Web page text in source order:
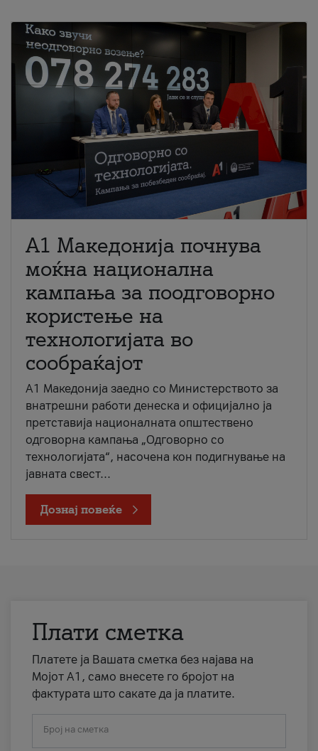
A1 Македонија почнува
моќна национална
кампања за поодговорно
користење на
технологијата во
сообраќајот
A1 Македонија заедно со Министерството за
внатрешни работи денеска и официјално ја
претставија националната општествено
одговорна кампања „Одговорно со
технологијата“, насочена кон подигнување на
јавната свест...
Дознај повеќе
Плати сметка
Платете ја Вашата сметка без најава на
Мојот А1, само внесете го бројот на
фактурата што сакате да ја платите.
Број на сметка